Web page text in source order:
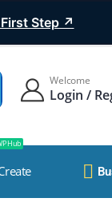
Step ↗
Welcome
Login /
Hub